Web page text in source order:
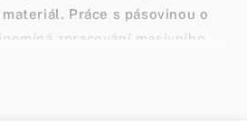
Práce s pásovinou o
zpracování masivního
pevnou ruku, ostré